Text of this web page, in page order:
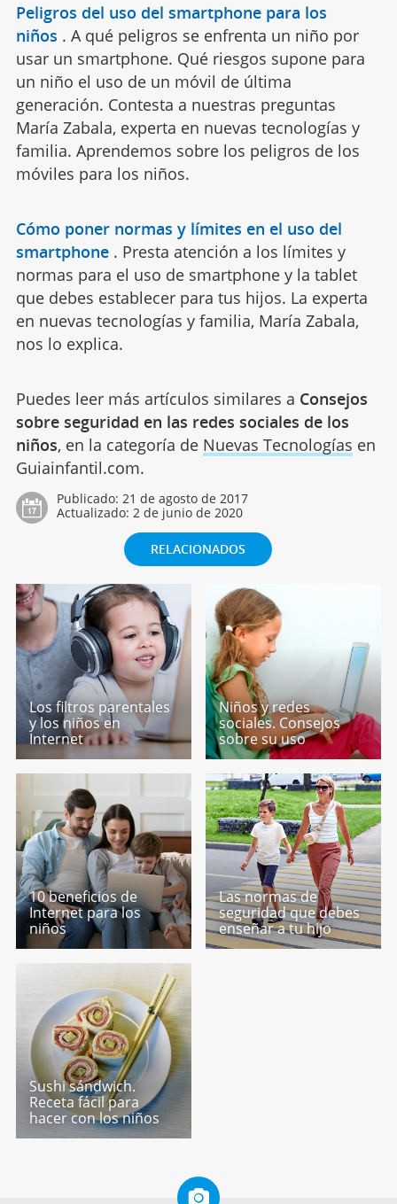
Peligros del uso del smartphone para los
niños . A qué peligros se enfrenta un niño por
usar un smartphone. Qué riesgos supone para
un niño el uso de un móvil de última
generación. Contesta a nuestras preguntas
María Zabala, experta en nuevas tecnologías y
familia. Aprendemos sobre los peligros de los
móviles para los niños.
Cómo poner normas y límites en el uso del
smartphone . Presta atención a los límites y
normas para el uso de smartphone y la tablet
que debes establecer para tus hijos. La experta
en nuevas tecnologías y familia, María Zabala,
nos lo explica.
Puedes leer más artículos similares a Consejos
sobre seguridad en las redes sociales de los
niños, en la categoría de Nuevas Tecnologías en
Guiainfantil.com.
Publicado: 21 de agosto de 2017
Actualizado: 2 de junio de 2020
RELACIONADOS
Los filtros parentales
y los niños en
Internet
Niños y redes
sociales. Consejos
sobre su uso
10 beneficios de
Internet para los
niños
Las normas de
seguridad que debes
enseñar a tu hijo
Sushi sándwich.
Receta fácil para
hacer con los niños